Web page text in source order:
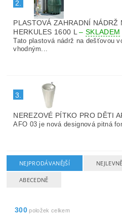
2.
PLASTOVÁ ZAHRADNÍ NÁDRŽ
HERKULES 1600 L–SKLADEM
Tato plastová nádrž na dešťovou
vhodným...
3.
NEREZOVÉ PÍTKO PRO DĚTI
AFO 03 je nová designová pitná
NEJPRODÁVANĚJŠÍ
ABECEDNĚ
300 položek celkem